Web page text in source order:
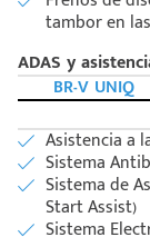
tambor en
ADAS y
BR-V UNIQ
Asistencia a
Sistema
Sistema de
Start Assist)
Sistema